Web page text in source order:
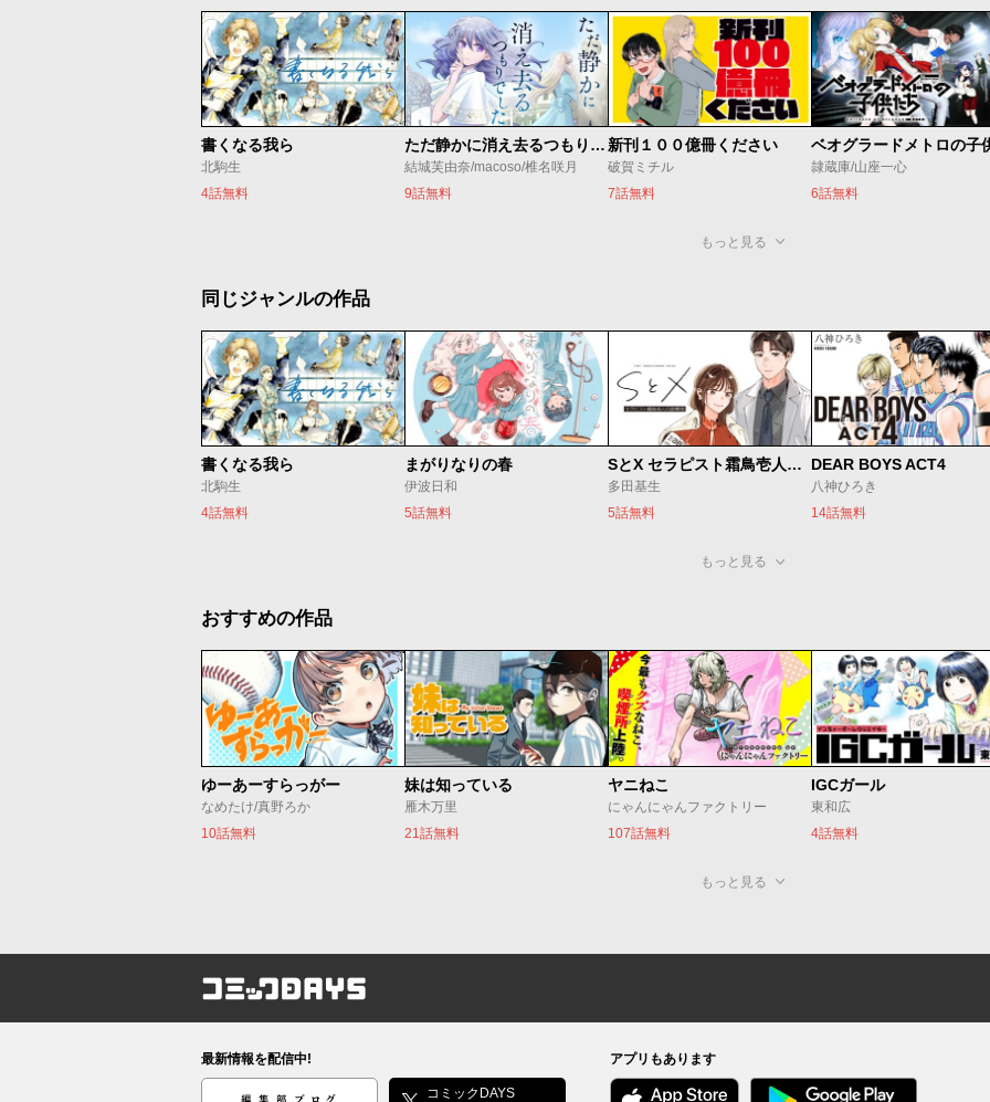
書くなる我ら
北駒生
4話無料
ただ静かに消え去るつもりでした
結城芙由奈/macoso/椎名咲月
9話無料
新刊１００億冊ください
破賀ミチル
7話無料
隷蔵庫/山座一心
6話無料
もっと見る
同じジャンルの作品
書くなる我ら
北駒生
4話無料
まがりなりの春
伊波日和
5話無料
SとX セラピスト霜鳥壱人の診察室
多田基生
5話無料
DEAR BOYS ACT4
八神ひろき
14話無料
もっと見る
おすすめの作品
ゆーあーすらっがー
なめたけ/真野ろか
10話無料
妹は知っている
雁木万里
21話無料
ヤニねこ
にゃんにゃんファクトリー
107話無料
IGCガール
東和広
4話無料
もっと見る
コミックDAYS
最新情報を配信中!
編集部ブログ コミックDAYS
アプリもあります